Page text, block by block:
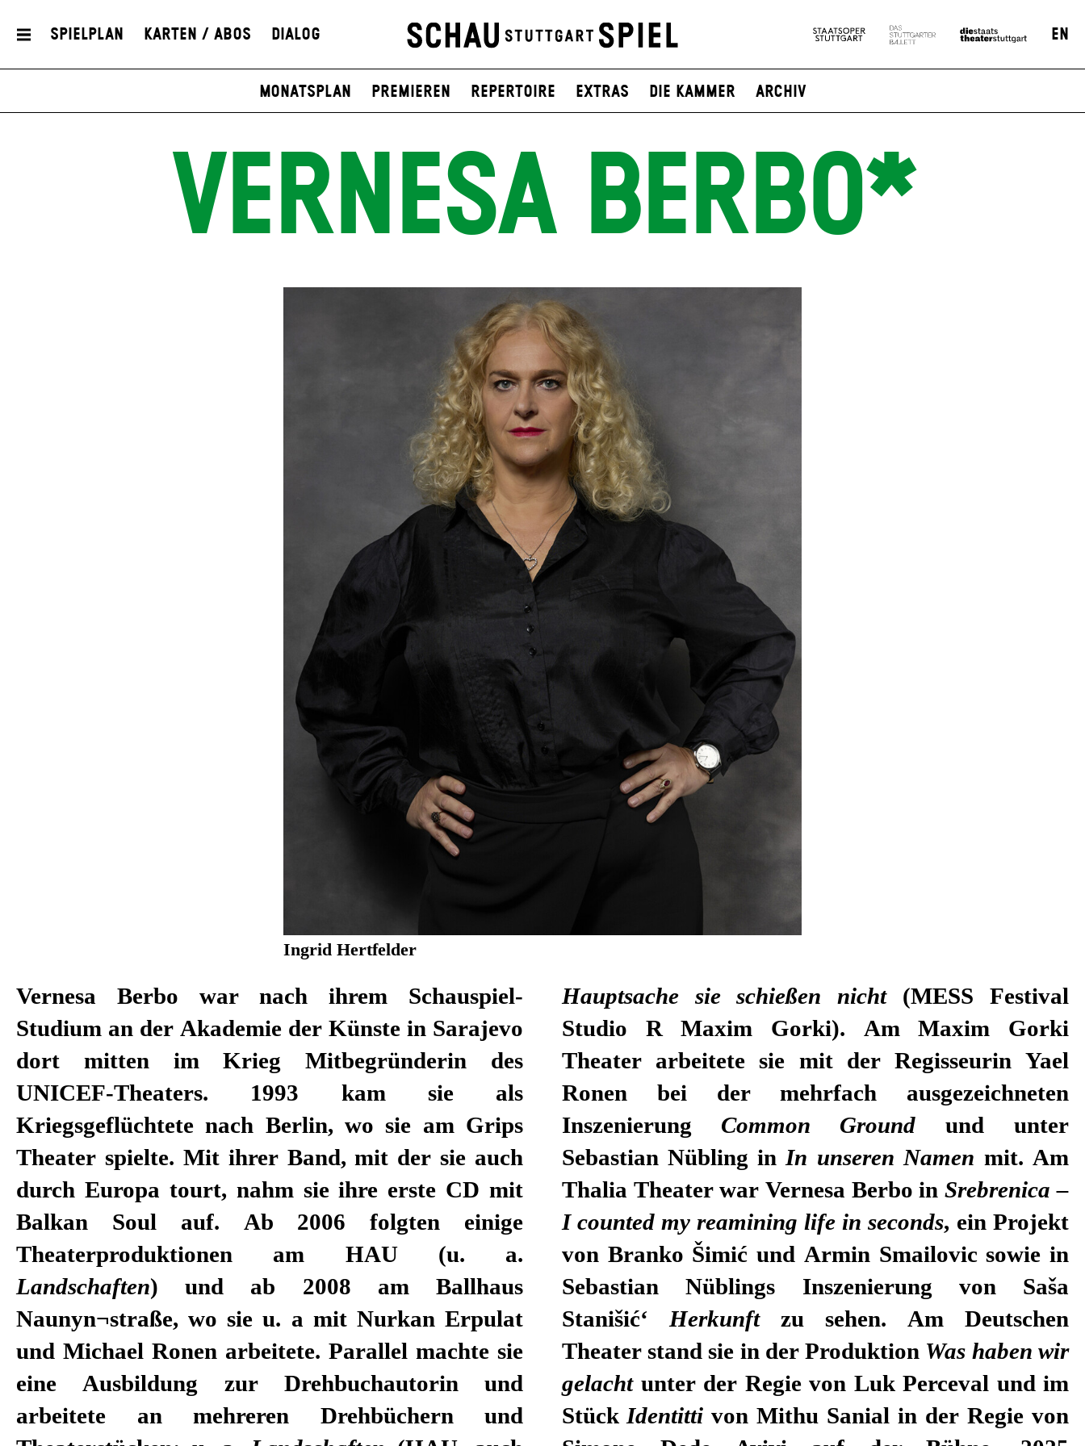
Spielplan Karten / Abos Dialog EN
Monatsplan Premieren Repertoire Extras Die Kammer Archiv
VERNESA BERBO*
Ingrid Hertfelder
Vernesa Berbo war nach ihrem Schauspiel-
Studium an der Akademie der Künste in Sarajevo
dort mitten im Krieg Mitbegründerin des
UNICEF-Theaters. 1993 kam sie als
Kriegsgeflüchtete nach Berlin, wo sie am Grips
Theater spielte. Mit ihrer Band, mit der sie auch
durch Europa tourt, nahm sie ihre erste CD mit
Balkan Soul auf. Ab 2006 folgten einige
Theaterproduktionen am HAU (u. a.
Landschaften) und ab 2008 am Ballhaus
Naunyn¬straße, wo sie u. a mit Nurkan Erpulat
und Michael Ronen arbeitete. Parallel machte sie
eine Ausbildung zur Drehbuchautorin und
arbeitete an mehreren Drehbüchern und
Hauptsache sie schießen nicht(MESS Festival
Studio R Maxim Gorki). Am Maxim Gorki
Theater arbeitete sie mit der Regisseurin Yael
Ronen bei der mehrfach ausgezeichneten
Inszenierung Common Ground und unter
Sebastian Nübling in In unseren Namen mit. Am
Thalia Theater war Vernesa Berbo in Srebrenica –
I counted my reamining life in seconds, ein Projekt
von Branko Šimić und Armin Smailovic sowie in
Sebastian Nüblings Inszenierung von Saša
Stanišić‘ Herkunftzu sehen. Am Deutschen
Theater stand sie in der Produktion Was haben wir
gelachtunter der Regie von Luk Perceval und im
Stück Identitti von Mithu Sanial in der Regie von